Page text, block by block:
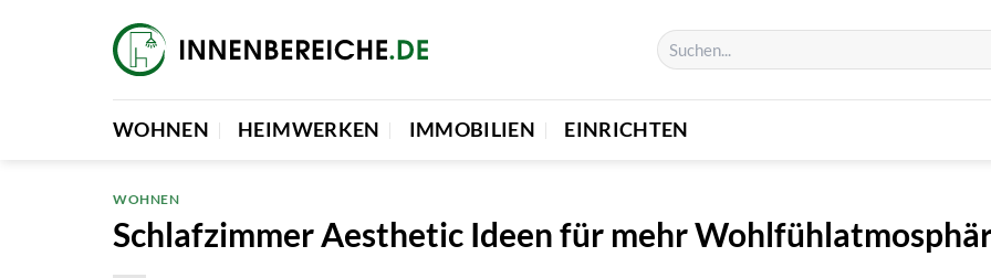
WOHNEN HEIMWERKEN IMMOBILIEN EINRICHTEN
WOHNEN
Schlafzimmer Aesthetic Ideen für mehr